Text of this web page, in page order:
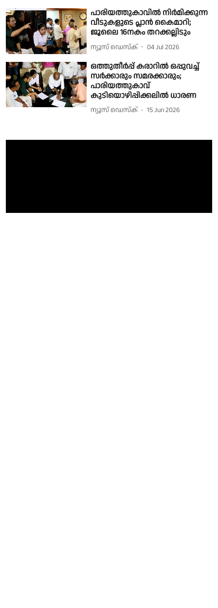
പാരിയത്തുകാവിൽ നിർമിക്കുന്ന
വീടുകളുടെ പ്ലാൻ കൈമാറി;
ജൂലൈ 16നകം തറക്കല്ലിടും
ന്യൂസ് ഡെസ്ക് 04 Jul 2026
ഒത്തുതീർപ്പ് കരാറിൽ ഒപ്പുവച്ച്
സർക്കാരും സമരക്കാരും;
പാരിയത്തുകാവ്‌
കുടിയൊഴിപ്പിക്കലിൽ ധാരണ
ന്യൂസ് ഡെസ്ക് 15 Jun 2026